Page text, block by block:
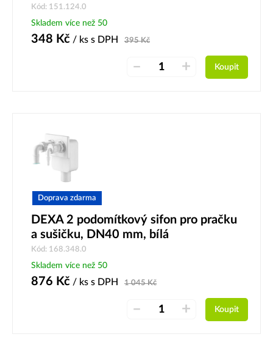
Kód: 151.124.0
Skladem více než 50
348 Kč / ks s DPH 395Kč
– + Koupit
Doprava zdarma
DEXA 2 podomítkový sifon pro pračku
a sušičku, DN40 mm, bílá
Kód: 168.348.0
Skladem více než 50
876 Kč / ks s DPH 1 045Kč
– + Koupit